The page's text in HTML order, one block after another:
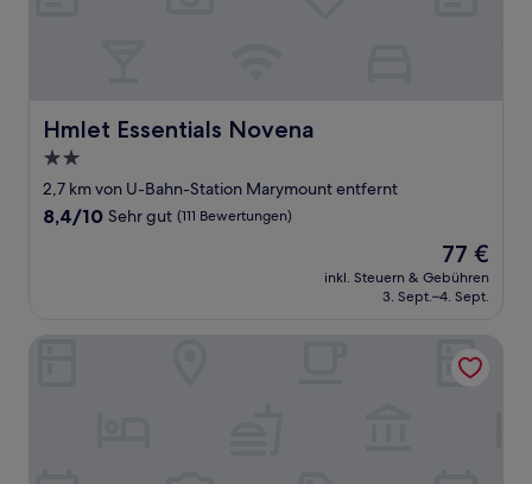
Hmlet Essentials Novena
Hmlet Essentials Novena
2.0-
Sterne-
Unterkunft
2,7 km von U-Bahn-Station Marymount entfernt
8.4
Bewertungen)
8,4/10 Sehr gut (111 Bewertungen)
Der
Preis
beträgt
77 €
inkl. Steuern & Gebühren
3. Sept.–4. Sept.